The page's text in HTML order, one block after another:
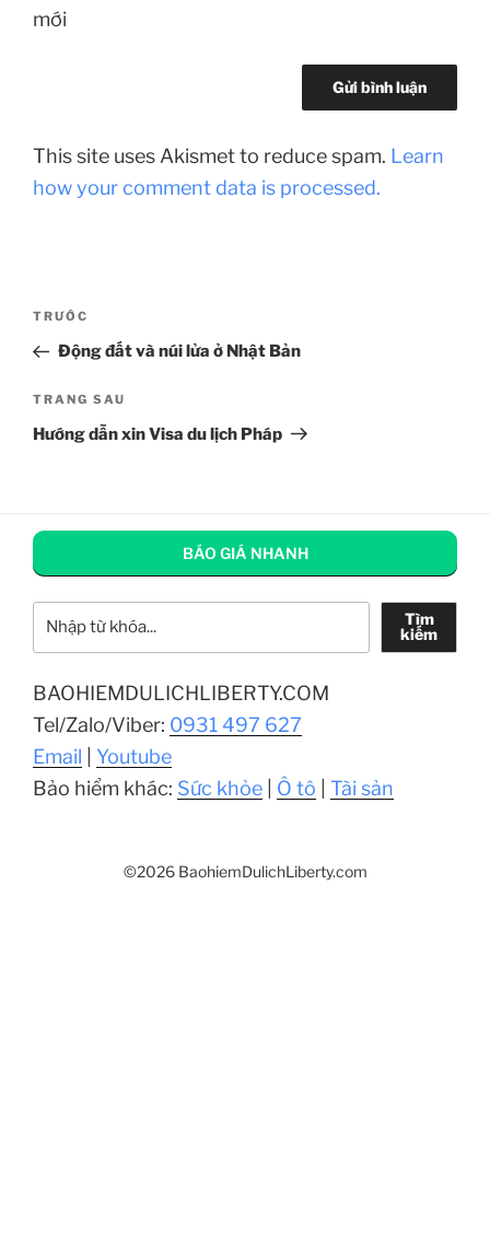
mới
This site uses Akismet to reduce spam. Learn
how your comment data is processed.
Điều
bài
viết
Bài
cũ
TRƯỚC
Động đất và núi lửa ở Nhật Bản
Bài
tiếp
TRANG SAU
Hướng dẫn xin Visa du lịch Pháp
BÁO GIÁ NHANH
Tìm
kiếm
BAOHIEMDULICHLIBERTY.COM
Tel/Zalo/Viber: 0931 497 627
Email
Youtube
Bảo hiểm khác: Sức khỏe Ô tô Tài sản
©2026 BaohiemDulichLiberty.com